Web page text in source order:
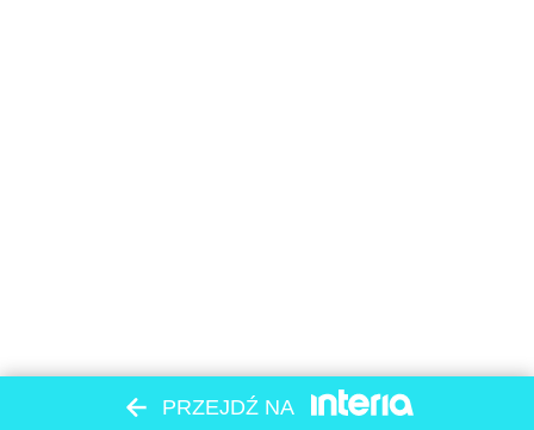
PRZEJDŹ NA